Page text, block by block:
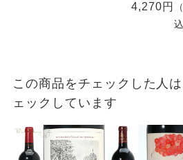
4,270円
この商品をチェックした人
ェックしています